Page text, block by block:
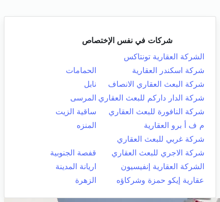
شركات في نفس الإختصاص
الشركة العقارية تونتاكس
شركة اسكندر العقارية
الحمامات
شركة البعث العقاري الانصاف
نابل
شركة الدار داركم للبعث العقاري المرسى
شركة النافورة للبعث العقاري
ساقية الزيت
م ف أ برو العقارية
المنزه
شركة غربي للبعث العقاري
شركة الاجري للبعث العقاري
قفصة الجنوبية
الشركة العقارية إنفيسيون
اريانة المدينة
عقارية إيكو حمزة وشركاؤه
الزهرة